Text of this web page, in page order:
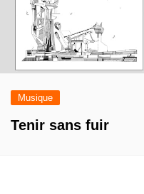
Musique
Tenir sans fuir